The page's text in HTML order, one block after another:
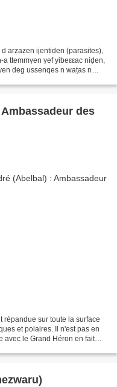
arẓaẓen ijenṭiḍen (parasites),
ttemmγen γef yibeεεac niḍen,
deg ussenqes n waṭas n
des
répandue sur toute la surface
et polaires. Il n'est pas en
avec le Grand Héron en fait